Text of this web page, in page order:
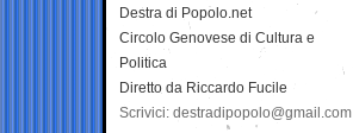
Destra di Popolo.net
Circolo Genovese di Cultura e
Politica
Diretto da Riccardo Fucile
Scrivici: destradipopolo@gmail.com